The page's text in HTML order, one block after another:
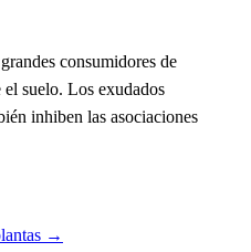
consumidores de
suelo. Los exudados
inhiben las asociaciones
→